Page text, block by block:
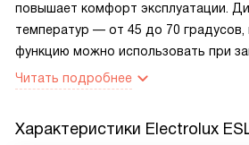
повышает комфорт эксплуатации.
температур — от 45 до 70
функцию можно использовать при
Читать подробнее
Характеристики Electrolux